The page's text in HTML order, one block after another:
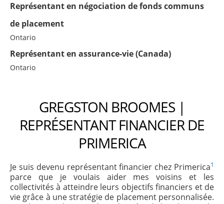
Représentant en négociation de fonds communs
de placement
Ontario
Représentant en assurance-vie (Canada)
Ontario
GREGSTON BROOMES |
REPRÉSENTANT FINANCIER DE
PRIMERICA
Je suis devenu représentant financier chez Primerica1
parce que je voulais aider mes voisins et les
collectivités à atteindre leurs objectifs financiers et de
vie grâce à une stratégie de placement personnalisée.